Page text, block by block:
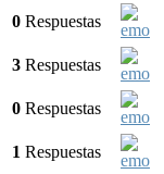
0 Respuestas
3 Respuestas
0 Respuestas
1 Respuestas